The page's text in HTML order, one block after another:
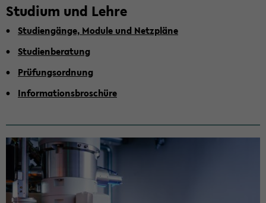
Stu­di­um und Lehre
Stu­di­en­gän­ge, Mo­du­le und Netz­plä­ne
Stu­di­en­be­ra­tung
Prü­fungs­ord­nung
In­for­ma­ti­ons­bro­schü­re